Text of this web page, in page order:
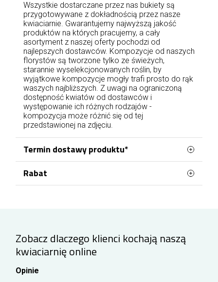
Wszystkie dostarczane przez nas bukiety są
przygotowywane z dokładnością przez nasze
kwiaciarnie. Gwarantujemy najwyższą jakość
produktów na których pracujemy, a cały
asortyment z naszej oferty pochodzi od
najlepszych dostawców. Kompozycje od naszych
florystów są tworzone tylko ze świeżych,
starannie wyselekcjonowanych roślin, by
wyjątkowe kompozycje mogły trafi prosto do rąk
waszych najbliższych. Z uwagi na ograniczoną
dostępność kwiatów od dostawców i
występowanie ich różnych rodzajów -
kompozycja może różnić się od tej
przedstawionej na zdjęciu.
Termin dostawy produktu*
Na terenie Kielc obsługę zamówień kwiatowych
prowadzimy z kwiaciarni zlokalizowanej przy ulicy
piątku do
godziny 17:00 mogą zostać
przekazane do doręczenia jeszcze tego samego
dnia, przy czym przygotowanie zamówienia
rozpoczyna się nie wcześniej niż po 2 godzinach
Rabat
wszystkie produkty.
Zobacz dlaczego klienci kochają naszą
kwiaciarnię online
Opinie